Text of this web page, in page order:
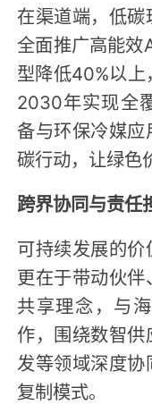
在渠道端，低
全面推广高能效
型降低40%以
2030年实现全
备与环保冷媒
碳行动，让绿色
跨界协同与责任
可持续发展的价
更在于带动伙
共享理念，与
作，围绕数智
发等领域深度
复制模式。